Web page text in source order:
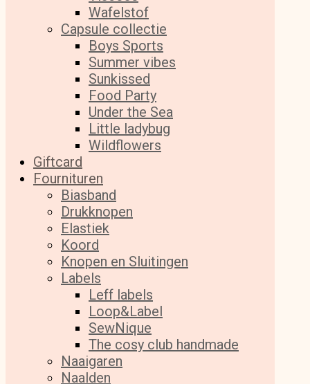
Wafelstof
Capsule collectie
Boys Sports
Summer vibes
Sunkissed
Food Party
Under the Sea
Little ladybug
Wildflowers
Giftcard
Fournituren
Biasband
Drukknopen
Elastiek
Koord
Knopen en Sluitingen
Labels
Leff labels
Loop&Label
SewNique
The cosy club handmade
Naaigaren
Naalden